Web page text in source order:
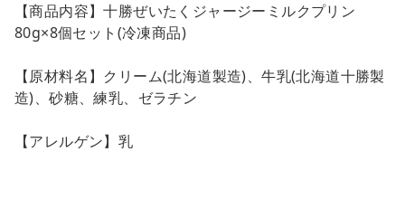
【商品内容】十勝ぜいたくジャージーミルクプリン
80g×8個セット(冷凍商品)
【原材料名】クリーム(北海道製造)、牛乳(北海道十勝製
造)、砂糖、練乳、ゼラチン
【アレルゲン】乳